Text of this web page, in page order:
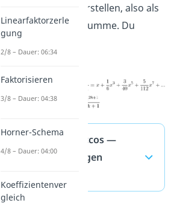
darstellen, also als
unendlich lange Summe. Du
erhältst:
arcsin und arccos —
häufigste Fragen
Linearfaktorzerle
gung
2/8 – Dauer: 06:34
Faktorisieren
3/8 – Dauer: 04:38
Horner-Schema
4/8 – Dauer: 04:00
Koeffizientenver
gleich